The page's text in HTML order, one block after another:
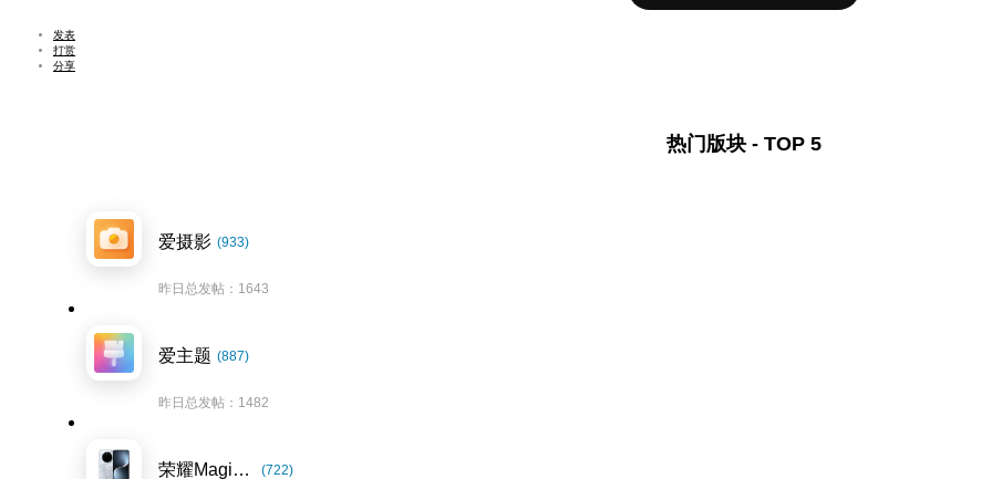
发表
打赏
分享
热门版块 - TOP 5
爱摄影 (933)
昨日总发帖：1643
爱主题 (887)
昨日总发帖：1482
荣耀Magic7系列 (722)